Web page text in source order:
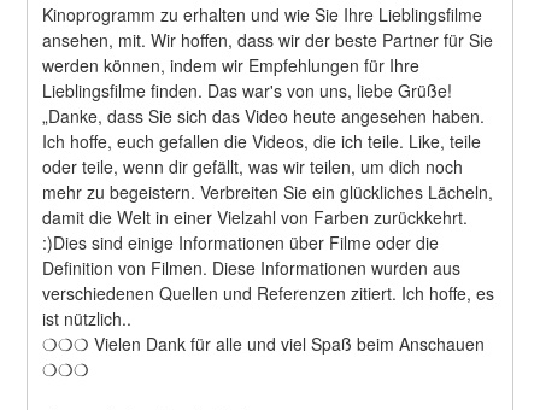
Kinoprogramm zu erhalten und wie Sie Ihre Lieblingsfilme
ansehen, mit. Wir hoffen, dass wir der beste Partner für Sie
werden können, indem wir Empfehlungen für Ihre
Lieblingsfilme finden. Das war's von uns, liebe Grüße!
„Danke, dass Sie sich das Video heute angesehen haben.
Ich hoffe, euch gefallen die Videos, die ich teile. Like, teile
oder teile, wenn dir gefällt, was wir teilen, um dich noch
mehr zu begeistern. Verbreiten Sie ein glückliches Lächeln,
damit die Welt in einer Vielzahl von Farben zurückkehrt.
:)Dies sind einige Informationen über Filme oder die
Definition von Filmen. Diese Informationen wurden aus
verschiedenen Quellen und Referenzen zitiert. Ich hoffe, es
ist nützlich..
❍❍❍ Vielen Dank für alle und viel Spaß beim Anschauen
❍❍❍